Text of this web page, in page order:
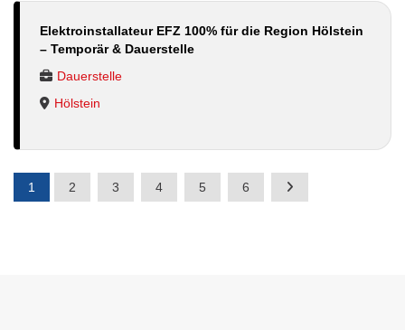
Elektroinstallateur EFZ 100% für die Region Hölstein
– Temporär & Dauerstelle
Dauerstelle
Hölstein
1 2 3 4 5 6